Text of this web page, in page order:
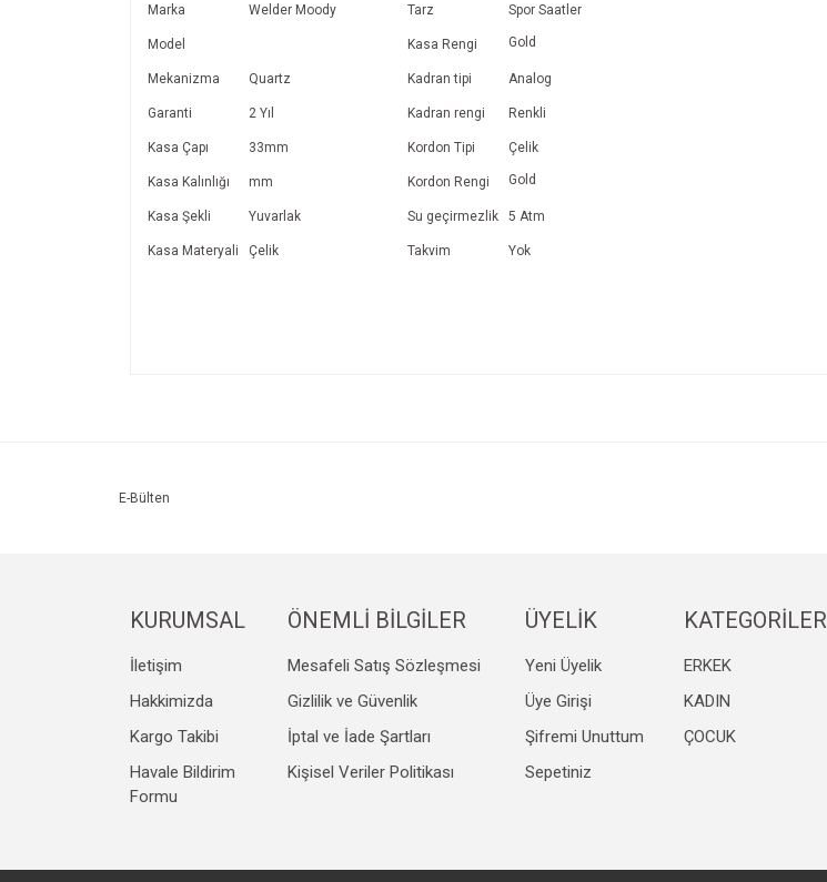
Marka Welder Moody Tarz Spor Saatler
Model Kasa Rengi Gold
Mekanizma Quartz Kadran tipi Analog
Garanti 2 Yıl Kadran rengi Renkli
Kasa Çapı 33mm Kordon Tipi Çelik
Kasa Kalınlığı mm Kordon Rengi Gold
Kasa Şekli Yuvarlak Su geçirmezlik 5 Atm
Kasa Materyali Çelik Takvim Yok
Gönder
E-Bülten
KURUMSAL
İletişim
Hakkimizda
Kargo Takibi
Havale Bildirim
Formu
ÖNEMLİ BİLGİLER
Mesafeli Satış Sözleşmesi
Gizlilik ve Güvenlik
İptal ve İade Şartları
Kişisel Veriler Politikası
ÜYELİK
Yeni Üyelik
Üye Girişi
Şifremi Unuttum
Sepetiniz
KATEGORİLER
ERKEK
KADIN
ÇOCUK